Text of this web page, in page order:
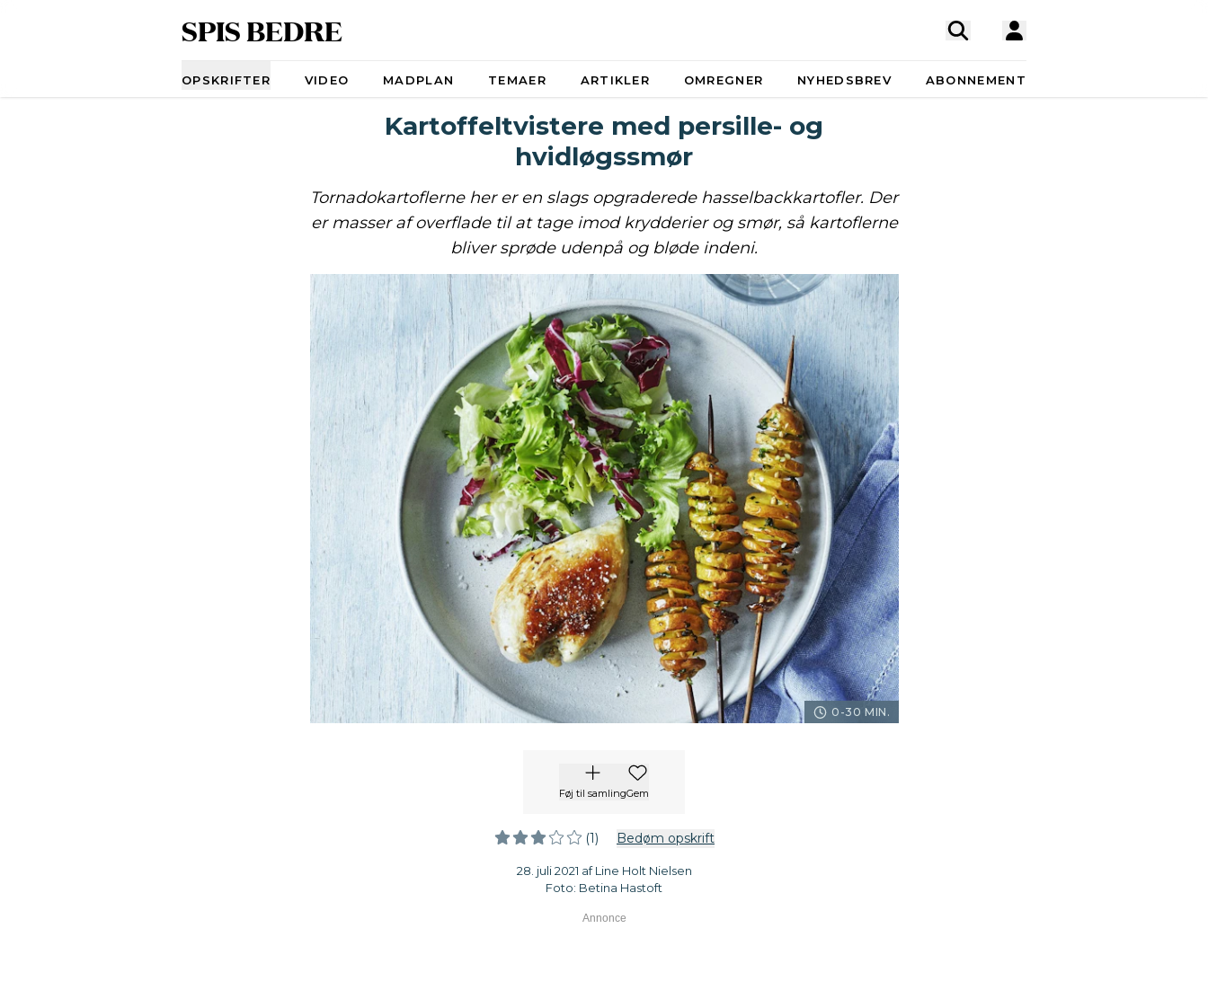
SPIS BEDRE
OPSKRIFTER VIDEO MADPLAN TEMAER ARTIKLER OMREGNER NYHEDSBREV ABONNEMENT
Kartoffeltvistere med persille- og
hvidløgssmør
Tornadokartoflerne her er en slags opgraderede hasselbackkartofler. Der
er masser af overflade til at tage imod krydderier og smør, så kartoflerne
bliver sprøde udenpå og bløde indeni.
0-30 MIN.
Føj til samlingGem
(1) Bedøm opskrift
28. juli 2021 af Line Holt Nielsen
Foto: Betina Hastoft